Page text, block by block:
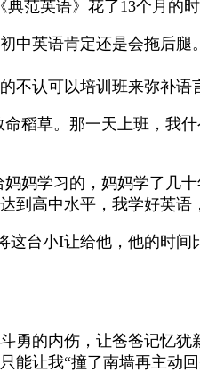
范英语》花了13个月的时
中英语肯定还是会拖后
认可以培训班来弥补语
稻草。那一天上班，我
妈学习的，妈妈学了几
高中水平，我学好英语
台小I让给他，他的时
的内伤，让爸爸记忆犹
让我“撞了南墙再主动回